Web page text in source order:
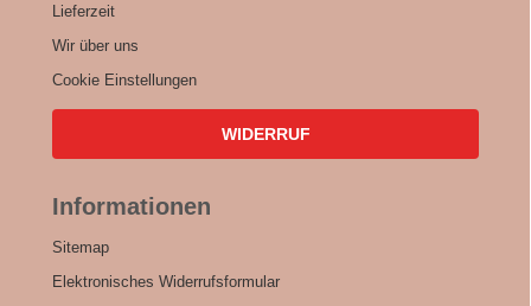
Lieferzeit
Wir über uns
Cookie Einstellungen
WIDERRUF
Informationen
Sitemap
Elektronisches Widerrufsformular